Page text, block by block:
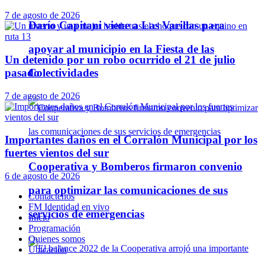
Darío Capitani viene a Las Varillas para
apoyar al municipio en la Fiesta de las
Colectividades
Cooperativa y Bomberos firmaron convenio
para optimizar las comunicaciones de sus
servicios de emergencias
7 de agosto de 2026
Un detenido por un robo ocurrido el 21 de julio
pasado
7 de agosto de 2026
Importantes daños en el Corralón Municipal por los
fuertes vientos del sur
6 de agosto de 2026
Contáctenos
FM Identidad en vivo
Inicio
Programación
Quienes somos
Ubicación